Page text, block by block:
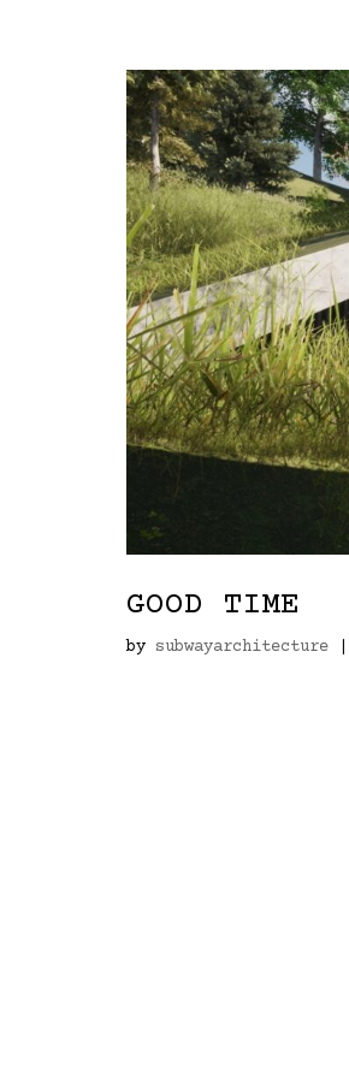
GOOD TIME
by subwayarchitecture|